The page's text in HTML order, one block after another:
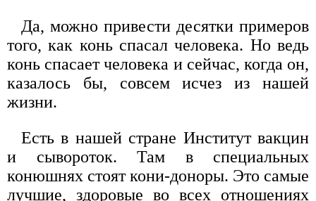
Да, можно привести десятки примеров
того, как конь спасал человека. Но ведь
конь спасает человека и сейчас, когда он,
казалось бы, совсем исчез из нашей
жизни.
Есть в нашей стране Институт вакцин
и сывороток. Там в специальных
конюшнях стоят кони-доноры. Это самые
лучшие, здоровые во всех отношениях